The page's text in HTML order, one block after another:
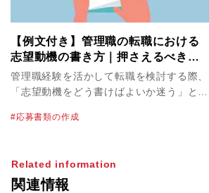
【例文付き】管理職の転職における
志望動機の書き方｜押さえるべき要
素とハイクラス層向けの実例
管理職経験を活かして転職を検討する際、
「志望動機をどう書けばよいか迷う」とい
スキルが多岐にわたるため、何を選び、ど
価値と応募先への貢献イメージを、簡潔か
つ具体的に伝えることが求められます。
応募書類の作成
Related information
関連情報